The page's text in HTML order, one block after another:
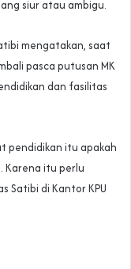
siur atau ambigu.
mengatakan, saat
pasca putusan MK
dan fasilitas
pendidikan itu apakah
Karena itu perlu
Satibi di Kantor KPU